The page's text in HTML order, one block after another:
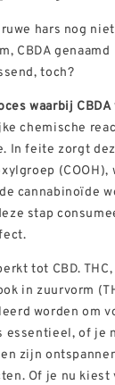
hars nog
CBDA genaamd
toch?
waarbij
chemische
In feite zorgt
(COOH),
cannabinoïde
stap
tot CBD. THC,
in zuurvorm
worden om
essentieel, of je
zijn
Of je nu kiest